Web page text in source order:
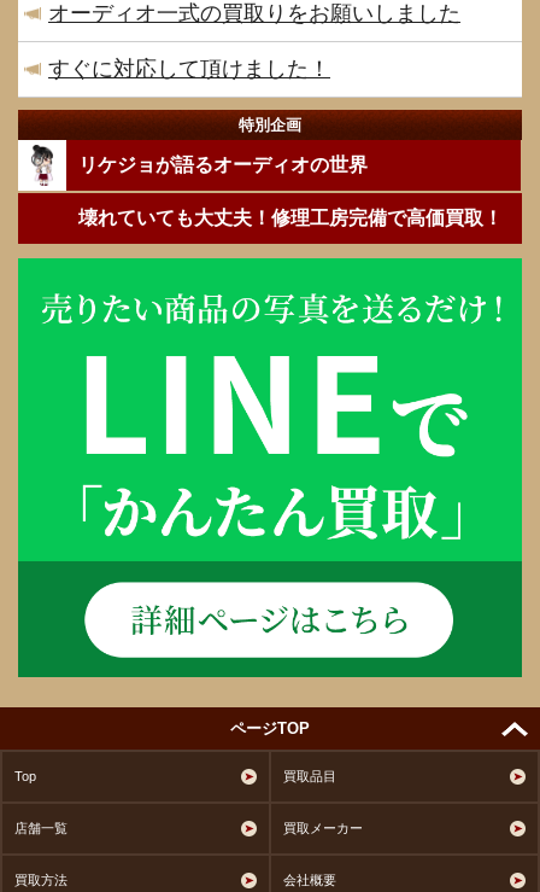
オーディオ一式の買取りをお願いしました
すぐに対応して頂けました！
特別企画
リケジョが語るオーディオの世界
壊れていても大丈夫！修理工房完備で高価買取！
ページTOP
Top 買取品目
店舗一覧 買取メーカー
買取方法 会社概要